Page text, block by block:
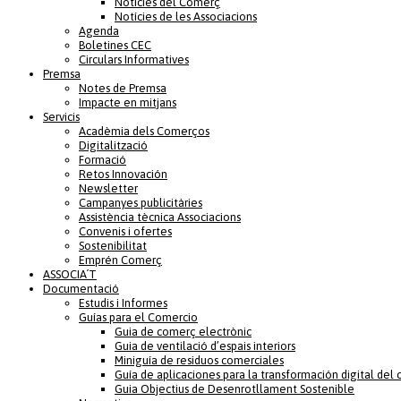
Notícies de les Associacions
Agenda
Boletines CEC
Circulars Informatives
Premsa
Notes de Premsa
Impacte en mitjans
Servicis
Acadèmia dels Comerços
Digitalització
Formació
Retos Innovación
Newsletter
Campanyes publicitàries
Assistència tècnica Associacions
Convenis i ofertes
Sostenibilitat
Emprén Comerç
ASSOCIA´T
Documentació
Estudis i Informes
Guías para el Comercio
Guia de comerç electrònic
Guia de ventilació d’espais interiors
Miniguía de residuos comerciales
Guía de aplicaciones para la transformación digital del
Guia Objectius de Desenrotllament Sostenible